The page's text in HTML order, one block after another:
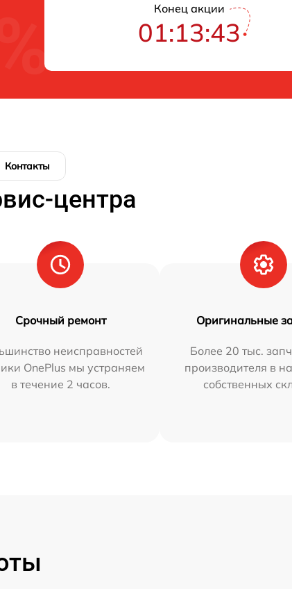
Конец акции
01:13:42
Контакты
центра
Срочный ремонт
неисправностей
OnePlus мы устраняем
в течение 2 часов.
Оригинальные
Более 20 тыс.
производителя в
собственных